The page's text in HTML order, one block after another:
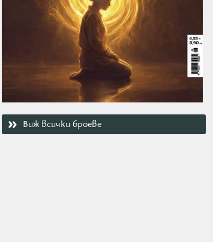
Виж всички броеве